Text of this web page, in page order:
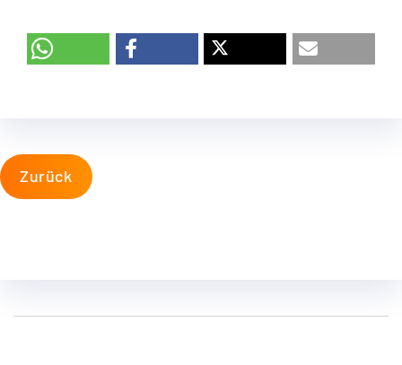
Zurück